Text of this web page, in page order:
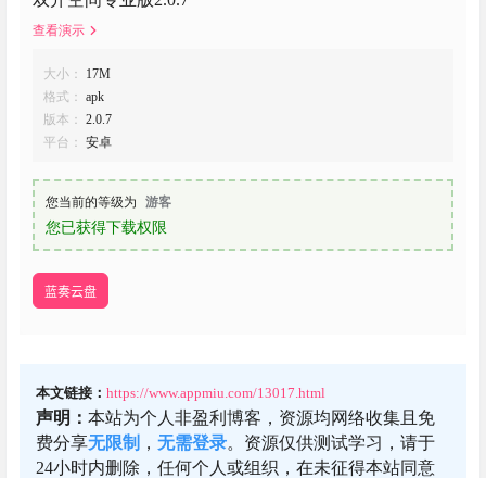
查看演示
大小：
17M
格式： apk
版本： 2.0.7
平台： 安卓
您当前的等级为 游客
您已获得下载权限
蓝奏云盘
本文链接： https://www.appmiu.com/13017.html
声明： 本站为个人非盈利博客，资源均网络收集且免
费分享无限制 ， 无需登录。资源仅供测试学习，请于
24小时内删除，任何个人或组织，在未征得本站同意